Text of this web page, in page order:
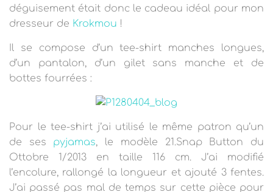
T
déguisement était donc le cadeau idéal pour mon
dresseur de Krokmou !
Il se compose d’un tee-shirt manches longues,
d’un pantalon, d’un gilet sans manche et de
bottes fourrées :
Pour le tee-shirt j’ai utilisé le même patron qu’un
de ses pyjamas, le modèle 21.Snap Button du
Ottobre 1/2013 en taille 116 cm. J’ai modifié
l’encolure, rallongé la longueur et ajouté 3 fentes.
J’ai passé pas mal de temps sur cette pièce pour